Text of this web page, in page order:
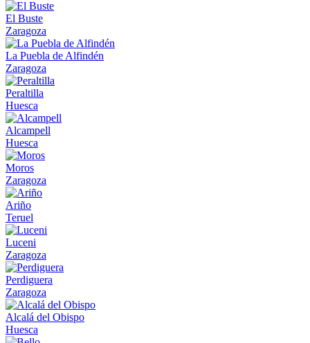
El Buste
Zaragoza
La Puebla de Alfindén
Zaragoza
Peraltilla
Huesca
Alcampell
Huesca
Moros
Zaragoza
Ariño
Teruel
Luceni
Zaragoza
Perdiguera
Zaragoza
Alcalá del Obispo
Huesca